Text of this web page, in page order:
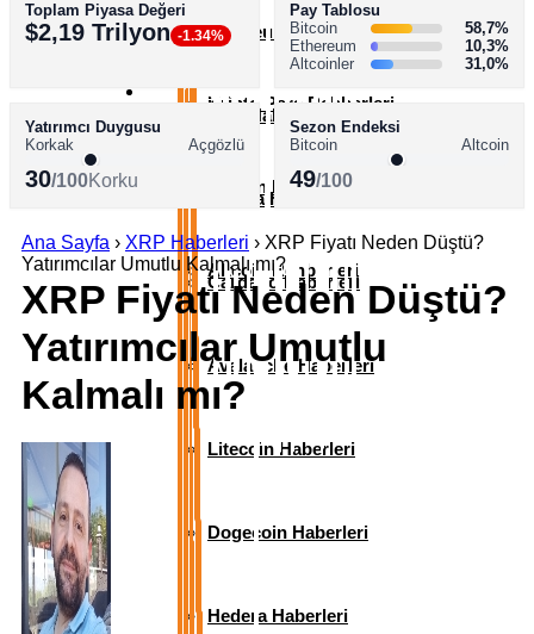
Ethereum Haberleri
XRP Haberleri
Solana Haberleri
Cardano Haberleri
Avalanche Haberleri
Litecoin Haberleri
Dogecoin Haberleri
Hedera Haberleri
AKADEMİ
Kripto Para Rehberleri
Bitcoin Rehberleri
Altcoin Rehberleri
SÖZLÜK
Toplam Piyasa Değeri
$2,19 Trilyon -1.34%
Pay Tablosu
Bitcoin
58,7%
Ethereum
10,3%
Altcoinler
31,0%
Yatırımcı Duygusu
Korkak
Açgözlü
30/100Korku
Sezon Endeksi
Bitcoin
Altcoin
49/100
Ana Sayfa › XRP Haberleri › XRP Fiyatı Neden Düştü?
Yatırımcılar Umutlu Kalmalı mı?
XRP Fiyatı Neden Düştü?
Yatırımcılar Umutlu
Kalmalı mı?